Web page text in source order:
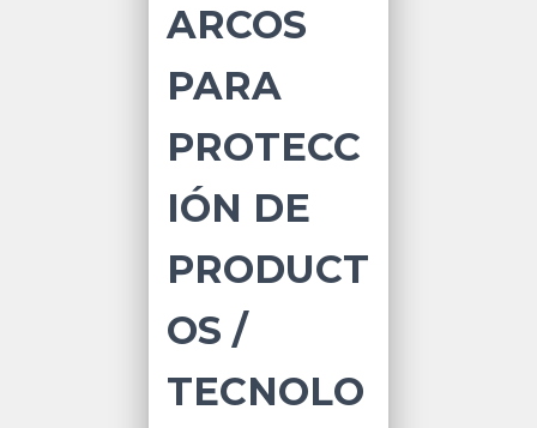
ARCOS
PARA
PROTECC
IÓN DE
PRODUCT
OS /
TECNOLO